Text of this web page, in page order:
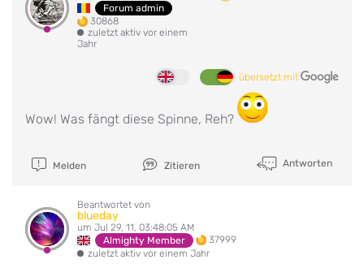
Forum admin
30868
zuletzt aktiv vor einem
Jahr
übersetzt mit
Wow! Was fängt diese Spinne, Reh?
Melden Zitieren Antworten
Beantwortet von
blueday
um Jul 29, 11, 03:48:05 AM
Almighty Member
37999
zuletzt aktiv vor einem Jahr